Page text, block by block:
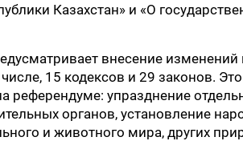
Казахстан» и «О
внесение
15 кодексов и 29 законов.
референдуме: упразднение
органов, установление
и животного мира, других